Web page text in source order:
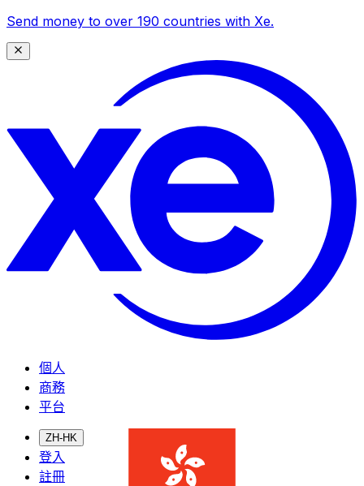
Send money to over 190 countries with Xe.
個人
商務
平台
ZH-HK
登入
註冊